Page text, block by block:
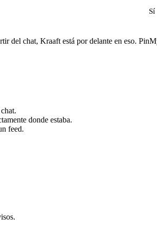
Sí
del chat, Kraaft está por delante en eso.
donde estaba.
feed.